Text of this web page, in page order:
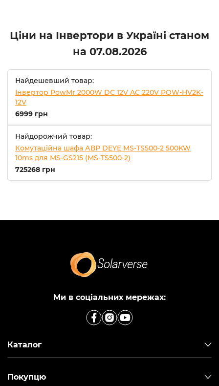
Ціни на Інвертори в Україні станом
на 07.08.2026
Найдешевший товар:
Інвертор PowMr 2000W DC 12V AC 220V POW-HV2K-
12V
6999 грн
Найдорожчий товар:
Комутаційна шафа АВР DEYE MS-TS500-2 500KW
10ms для MS-GS215 (MS-TS500-2)
725268 грн
Ми в соціальних мережах:
Каталог
Покупцю